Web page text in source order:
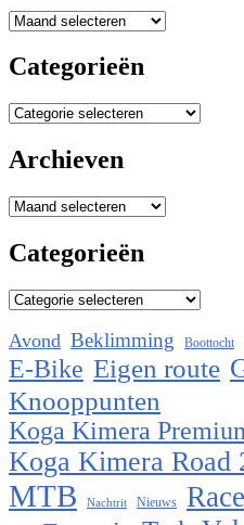
Archieven
Categorieën
Categorieën
Archieven
Archieven
Categorieën
Categorieën
Avond Beklimming Boottocht
E-Bike Eigen route
Knooppunten
Koga Kimera
Koga Kimera Road
MTB Nachtrit Nieuws Race